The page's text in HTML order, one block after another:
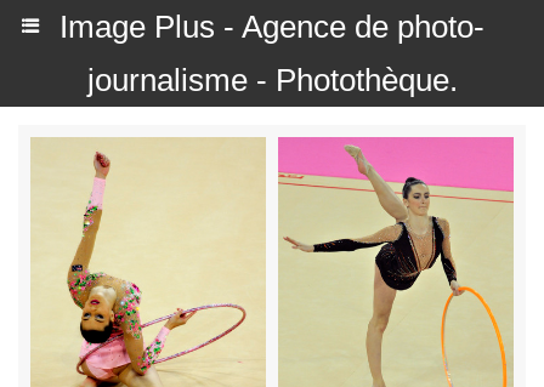
Image Plus - Agence de photo-
journalisme - Photothèque.